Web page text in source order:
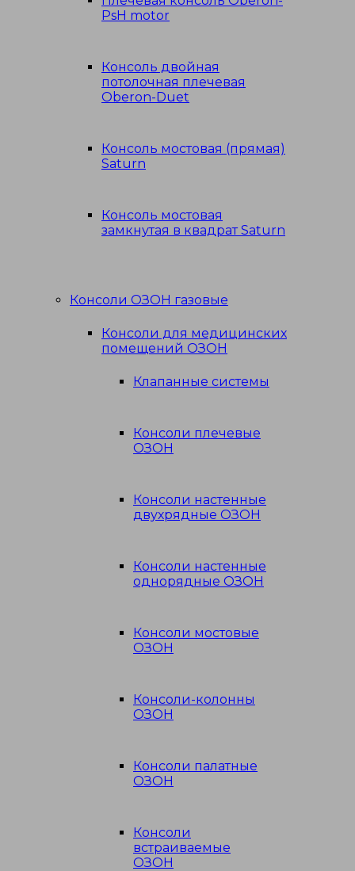
PsH motor
Консоль двойная
потолочная плечевая
Oberon-Duet
Консоль мостовая (прямая)
Saturn
Консоль мостовая
замкнутая в квадрат Saturn
Консоли ОЗОН газовые
Консоли для медицинских
помещений ОЗОН
Клапанные системы
Консоли плечевые
ОЗОН
Консоли настенные
двухрядные ОЗОН
Консоли настенные
однорядные ОЗОН
Консоли мостовые
ОЗОН
Консоли-колонны
ОЗОН
Консоли палатные
ОЗОН
Консоли
встраиваемые
ОЗОН